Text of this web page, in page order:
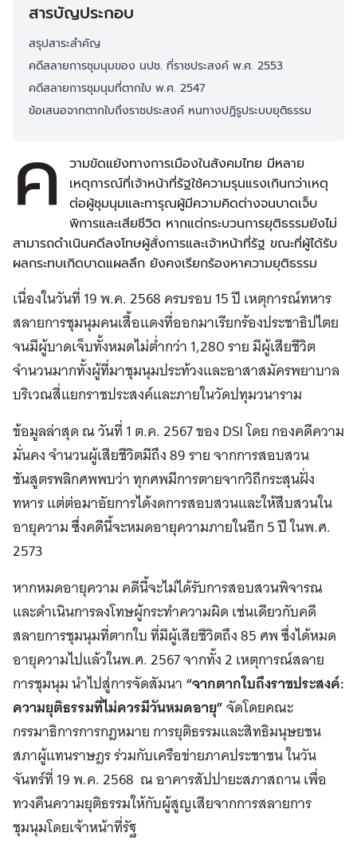
สารบัญประกอบ
สรุปสาระสำคัญ
คดีสลายการชุมนุมของ นปช. ที่ราชประสงค์ พ.ศ. 2553
คดีสลายการชุมนุมที่ตากใบ พ.ศ. 2547
ข้อเสนอจากตากใบถึงราชประสงค์ หนทางปฏิรูประบบยุติธรรม
ค
วามขัดแย้งทางการเมืองในสังคมไทย มีหลาย
เหตุการณ์ที่เจ้าหน้าที่รัฐใช้ความรุนแรงเกินกว่าเหตุ
ต่อผู้ชุมนุมและทารุณผู้มีความคิดต่างจนบาดเจ็บ
พิการและเสียชีวิต หากแต่กระบวนการยุติธรรมยังไม่
สามารถดำเนินคดีลงโทษผู้สั่งการและเจ้าหน้าที่รัฐ ขณะที่ผู้ได้รับ
ผลกระทบเกิดบาดแผลลึก ยังคงเรียกร้องหาความยุติธรรม
เนื่องในวันที่ 19 พ.ค. 2568 ครบรอบ 15 ปี เหตุการณ์ทหาร
สลายการชุมนุมคนเสื้อแดงที่ออกมาเรียกร้องประชาธิปไตย
จนมีผู้บาดเจ็บทั้งหมดไม่ต่ำกว่า 1,280 ราย มีผู้เสียชีวิต
จำนวนมากทั้งผู้ที่มาชุมนุมประท้วงและอาสาสมัครพยาบาล
บริเวณสี่แยกราชประสงค์และภายในวัดปทุมวนาราม
ข้อมูลล่าสุด ณ วันที่ 1 ต.ค. 2567 ของ DSI โดย กองคดีความ
มั่นคง จำนวนผู้เสียชีวิตมีถึง 89 ราย จากการสอบสวน
ชันสูตรพลิกศพพบว่า ทุกศพมีการตายจากวิถีกระสุนฝั่ง
ทหาร แต่ต่อมาอัยการได้งดการสอบสวนและให้สืบสวนใน
อายุความ ซึ่งคดีนี้จะหมดอายุความภายในอีก 5 ปี ในพ.ศ.
2573
หากหมดอายุความ คดีนี้จะไม่ได้รับการสอบสวนพิจารณ
และดำเนินการลงโทษผู้กระทำความผิด เช่นเดียวกับคดี
สลายการชุมนุมที่ตากใบ ที่มีผู้เสียชีวิตถึง 85 ศพ ซึ่งได้หมด
อายุความไปแล้วในพ.ศ. 2567 จากทั้ง 2 เหตุการณ์สลาย
การชุมนุม นำไปสู่การจัดสัมนา“จากตากใบถึงราชประสงค์:
ความยุติธรรมที่ไม่ควรมีวันหมดอายุ”จัดโดยคณะ
กรรมาธิการการกฎหมาย การยุติธรรมและสิทธิมนุษยชน
สภาผู้แทนราษฎร ร่วมกับเครือข่ายภาคประชาชน ในวัน
จันทร์ที่ 19 พ.ค. 2568 ณ อาคารสัปปายะสภาสถาน เพื่อ
ทวงคืนความยุติธรรมให้กับผู้สูญเสียจากการสลายการ
ชุมนุมโดยเจ้าหน้าที่รัฐ